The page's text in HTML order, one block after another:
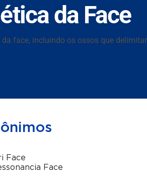
da Face
face, incluindo os ossos que
Face
Face